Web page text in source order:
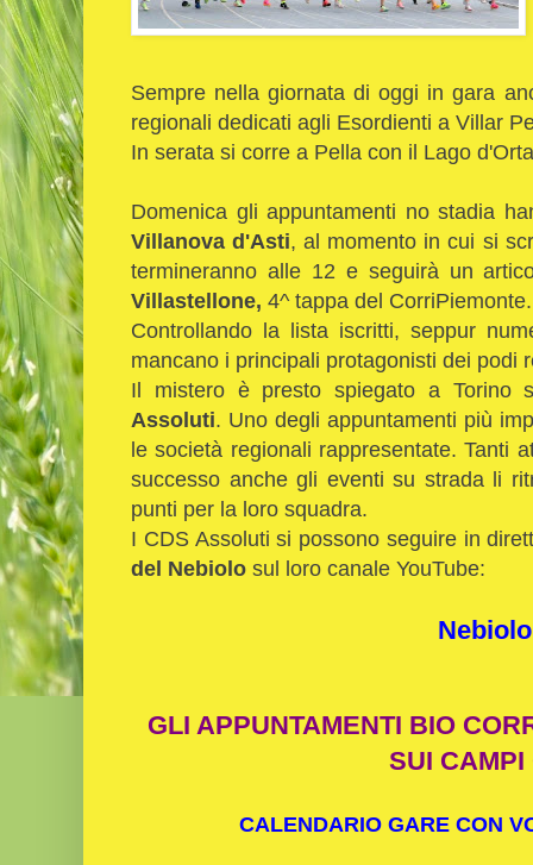
Sempre nella giornata di oggi in gara
regionali dedicati agli Esordienti a Villar
In serata si corre a Pella con il Lago
Domenica gli appuntamenti no stadia
Villanova d'Asti, al momento in cui si
termineranno alle 12 e seguirà un
Villastellone, 4^ tappa del
Controllando la lista iscritti, seppur
mancano i principali protagonisti dei podi
Il mistero è presto spiegato a
Assoluti. Uno degli appuntamenti più
le società regionali rappresentate. Tanti
successo anche gli eventi su strada li
punti per la loro squadra.
I CDS Assoluti si possono seguire in
del Nebiolo sul loro canale YouTube:
GLI APPUNTAMENTI BIO
SUI
CALENDARIO GARE CON